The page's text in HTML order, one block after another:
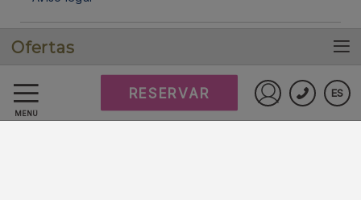
MENÚ
ES
RESERVAR
Ofertas
Política de cookies
Preguntas frecuentes